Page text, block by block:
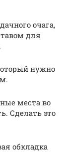
очага,
для
нужно
места во
Сделать это
обкладка